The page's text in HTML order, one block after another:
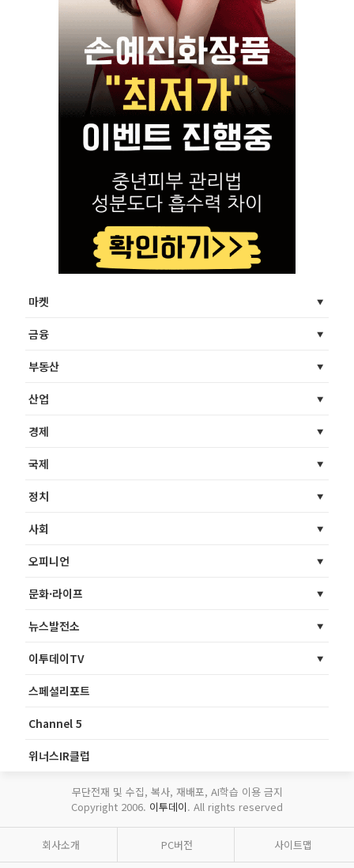
마켓
금융
부동산
산업
경제
국제
정치
사회
오피니언
문화·라이프
뉴스발전소
이투데이TV
스페셜리포트
Channel 5
위너스IR클럽
무단전재 및 수집, 복사, 재배포, AI학습 이용 금지
Copyright 2006. 이투데이. All rights reserved
회사소개 PC버전 사이트맵